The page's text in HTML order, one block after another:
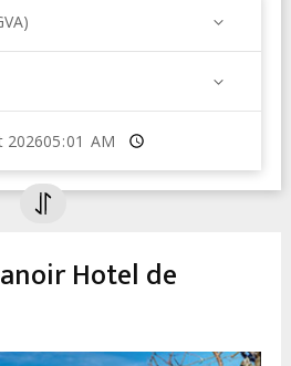
Heure
Hotel de